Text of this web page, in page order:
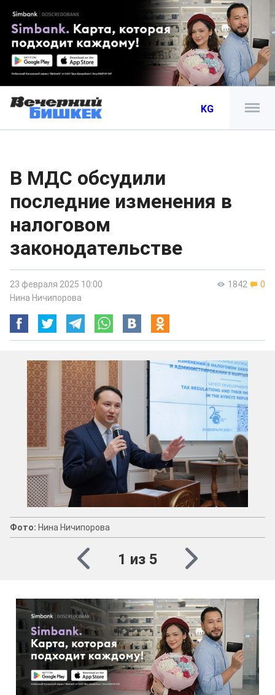
KG
В МДС обсудили
последние изменения в
налоговом
законодательстве
1842 0
23 февраля 2025 10:00
Нина Ничипорова
Фото: Нина Ничипорова
1 из 5